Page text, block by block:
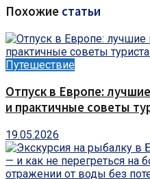
Похожие статьи
Путешествие
Отпуск в Европе:
и практичные советы
19.05.2026